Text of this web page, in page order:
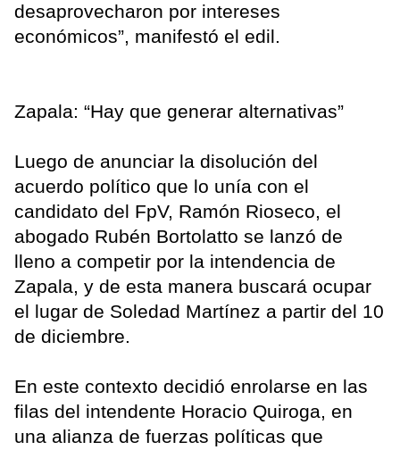
desaprovecharon por intereses
económicos”, manifestó el edil.
Zapala: “Hay que generar alternativas”
Luego de anunciar la disolución del
acuerdo político que lo unía con el
candidato del FpV, Ramón Rioseco, el
abogado Rubén Bortolatto se lanzó de
lleno a competir por la intendencia de
Zapala, y de esta manera buscará ocupar
el lugar de Soledad Martínez a partir del 10
de diciembre.
En este contexto decidió enrolarse en las
filas del intendente Horacio Quiroga, en
una alianza de fuerzas políticas que